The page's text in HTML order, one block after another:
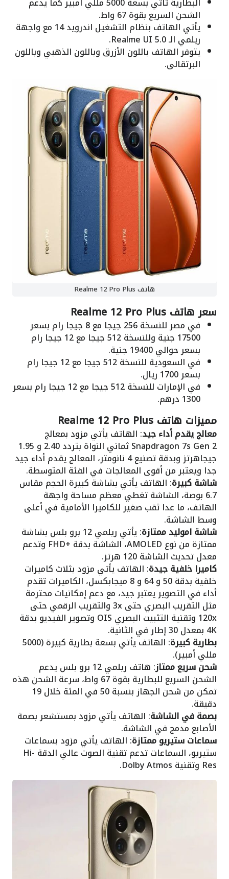
الشحن السريع بقوة 67 واط.
يأتي الهاتف بنظام التشغيل اندرويد 14 مع واجهة
ريلمي الـ Realme UI 5.0.
يتوفر الهاتف باللون الأزرق وباللون الذهبي وباللون
البرتقالى.
هاتف Realme 12 Pro Plus
سعر هاتف Realme 12 Pro Plus
في مصر للنسخة 256 جيجا مع 8 جيجا رام بسعر
17500 جنية وللنسخة 512 جيجا مع 12 جيجا رام
بسعر حوالي 19400 جنية.
في السعودية للنسخة 512 جيجا مع 12 جيجا رام
بسعر 1700 ريال.
في الإمارات للنسخة 512 جيجا مع 12 جيجا رام بسعر
1300 درهم.
مميزات هاتف Realme 12 Pro Plus
معالج يقدم أداء جيد: الهاتف يأتي مزود بمعالج
Snapdragon 7s Gen 2 ثماني النواة بتردد 2.40 و 1.95
جيجاهرتز وبدقة تصنيع 4 نانومتر، المعالج يقدم أداء جيد
جدا ويعتبر من أقوى المعالجات في الفئة المتوسطة.
شاشة كبيرة: الهاتف يأتي بشاشة كبيرة الحجم مقاس
6.7 بوصة، الشاشة تغطي معظم مساحة واجهة
الهاتف، ما عدا ثقب صغير للكاميرا الأمامية في أعلى
وسط الشاشة.
شاشة اموليد ممتازة : يأتي ريلمي 12 برو بلس بشاشة
ممتازة من نوع AMOLED، الشاشة بدقة +FHD وتدعم
معدل تحديث الشاشة 120 هرتز.
كاميرا خلفية جيدة: الهاتف يأتي مزود بثلاث كاميرات
خلفية بدقة 50 و 64 و 8 ميجابكسل، الكاميرات تقدم
أداء في التصوير يعتبر جيد، مع دعم إمكانيات محترمة
مثل التقريب البصري حتى 3x والتقريب الرقمي حتى
120x وتقنية التثبيت البصري OIS وتصوير الفيديو بدقة
4K بمعدل 30 إطار في الثانية.
بطارية كبيرة : الهاتف يأتي بسعة بطارية كبيرة (5000
مللي أمبير).
شحن سريع ممتاز : هاتف ريلمي 12 برو بلس يدعم
الشحن السريع للبطارية بقوة 67 واط، سرعة الشحن هذه
تمكن من شحن الجهاز بنسبة 50 في المئة خلال 19
دقيقة.
بصمة في الشاشة: الهاتف يأتي مزود بمستشعر بصمة
الأصابع مدمج في الشاشة.
سماعات ستيريو ممتازة: الهاتف يأتي مزود بسماعات
ستيريو، السماعات تدعم تقنية الصوت عالي الدقة Hi-
Res وتقنية Dolby Atmos.